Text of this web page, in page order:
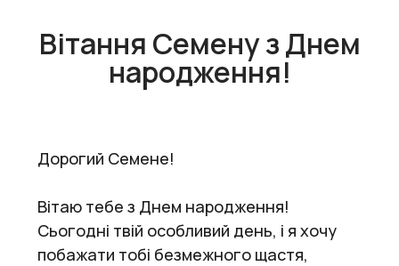
Вітання Семену з Днем
народження!
Дорогий Семене!
Вітаю тебе з Днем народження!
Сьогодні твій особливий день, і я хочу
побажати тобі безмежного щастя,